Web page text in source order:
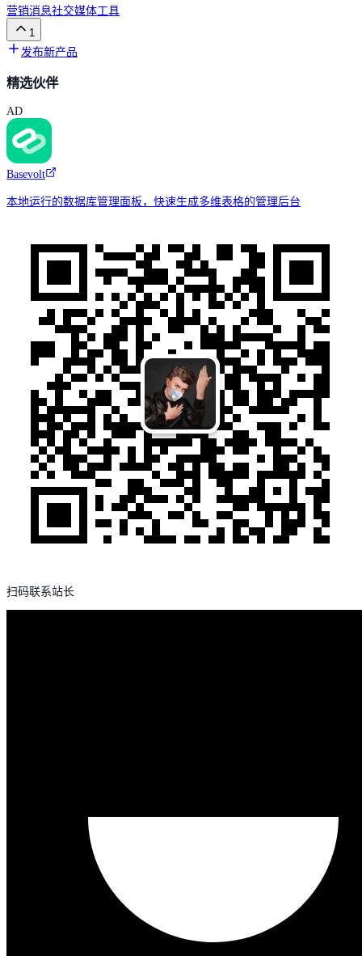
营销消息社交媒体工具
1
发布新产品
精选伙伴
AD
Basevolt
本地运行的数据库管理面板，快速生成多维表格的管理后台
扫码联系站长